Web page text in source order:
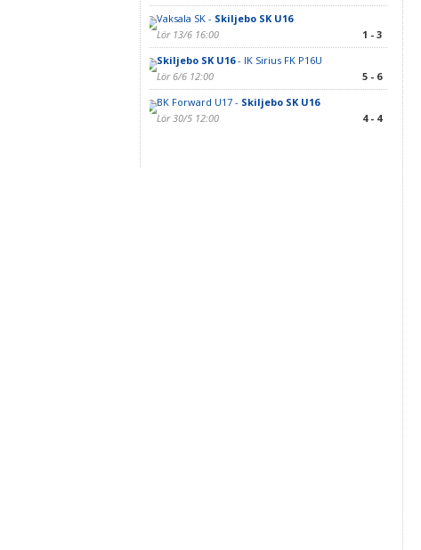
Vaksala SK - Skiljebo SK U16
Lör 13/6 16:00
1 - 3
Skiljebo SK U16- IK Sirius FK P16U
Lör 6/6 12:00
5 - 6
BK Forward U17 - Skiljebo SK U16
Lör 30/5 12:00
4 - 4